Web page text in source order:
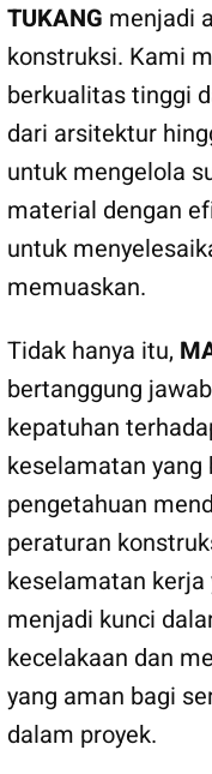
TUKANG menjadi
konstruksi. Kami
berkualitas tinggi
dari arsitektur
untuk mengelola
material dengan
untuk
memuaskan.
Tidak hanya itu,
bertanggung
kepatuhan
keselamatan
pengetahuan
peraturan
keselamatan
menjadi kunci
kecelakaan dan
yang aman bagi
dalam proyek.